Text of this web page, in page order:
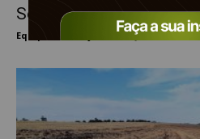
Soja: Preços seguem
Equipe Mais Soja 30 de julho de 2021